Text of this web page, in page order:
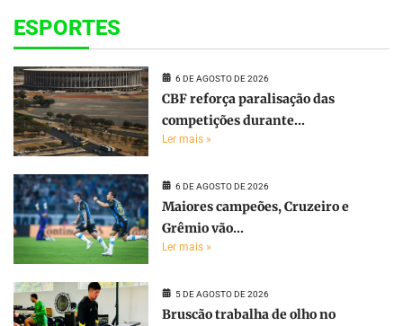
ESPORTES
6 DE AGOSTO DE 2026
CBF reforça paralisação das
competições durante...
Ler mais »
6 DE AGOSTO DE 2026
Maiores campeões, Cruzeiro e
Grêmio vão...
Ler mais »
5 DE AGOSTO DE 2026
Bruscão trabalha de olho no